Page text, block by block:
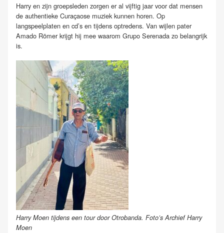
Harry en zijn groepsleden zorgen er al vijftig jaar voor dat mensen
de authentieke Curaçaose muziek kunnen horen. Op
langspeelplaten en cd’s en tijdens optredens. Van wijlen pater
Amado Römer krijgt hij mee waarom Grupo Serenada zo belangrijk
is.
Harry Moen tijdens een tour door Otrobanda. Foto’s Archief Harry
Moen